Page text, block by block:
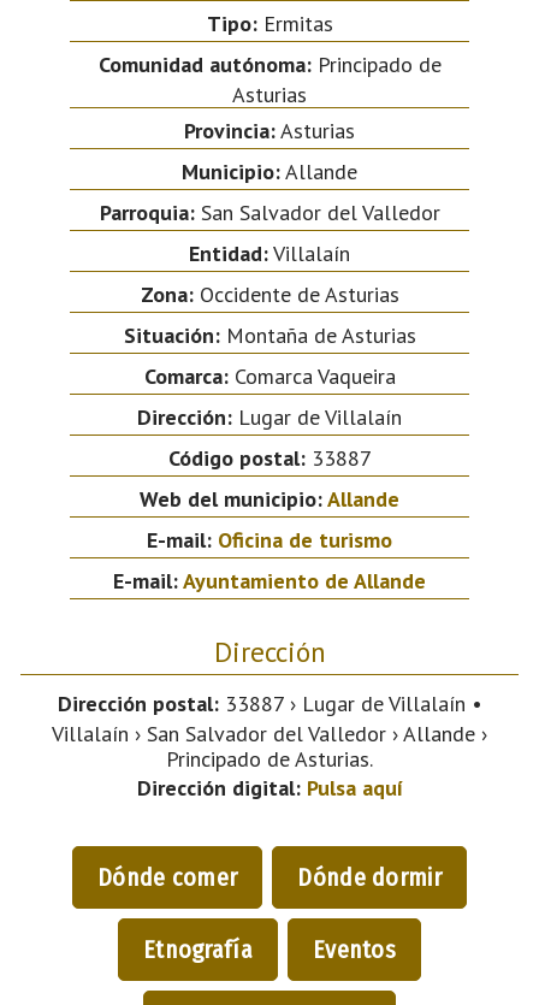
Tipo:Ermitas
Comunidad autónoma:Principado de
Asturias
Provincia:Asturias
Municipio:Allande
Parroquia:San Salvador del Valledor
Entidad:Villalaín
Zona:Occidente de Asturias
Situación:Montaña de Asturias
Comarca:Comarca Vaqueira
Dirección: Lugar de Villalaín
Código postal:33887
Web del municipio:Allande
E-mail: Oficina de turismo
E-mail:Ayuntamiento de Allande
Dirección
Dirección postal:33887 › Lugar de Villalaín •
Villalaín › San Salvador del Valledor › Allande ›
Principado de Asturias.
Dirección digital: Pulsa aquí
Dónde comer Dónde dormir
Etnografía Eventos